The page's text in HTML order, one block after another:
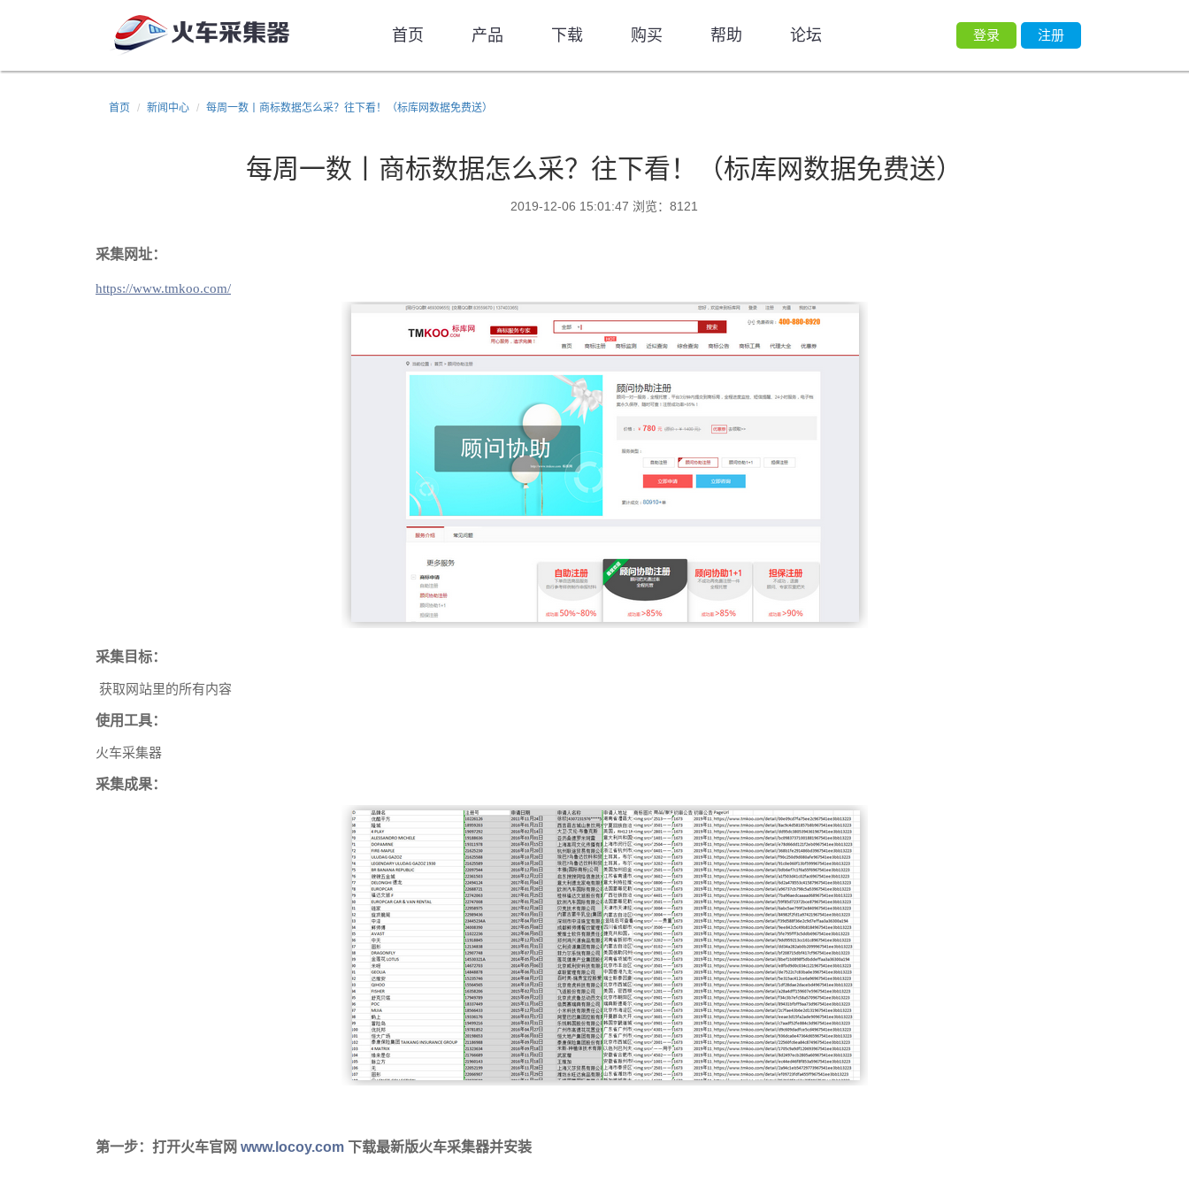
首页 产品 下载 购买 帮助 论坛 注册
登录
首页 新闻中心 每周一数丨商标数据怎么采？往下看！（标库网数据免费送）
每周一数丨商标数据怎么采？往下看！（标库网数据免费送）
2019-12-06 15:01:47 浏览：8121
采集网址：
https://www.tmkoo.com/
采集目标：
获取网站里的所有内容
使用工具：
火车采集器
采集成果：
第一步： 打开火车官网 www.locoy.com 下载最新版火车采集器并安装